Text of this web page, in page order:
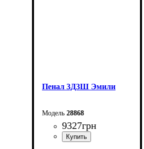
Пенал 3Д3Ш Эмили
28868
9327грн